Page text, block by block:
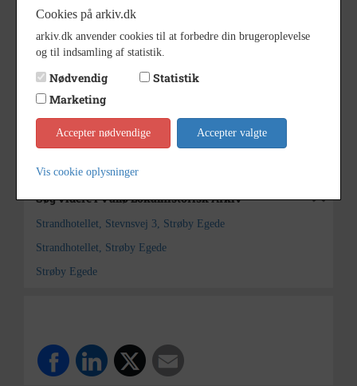
Dateringsnote 2003
Fotograf ukendt
15x10
Arkiv Vallø Lokalhistorisk Arkiv
Kontakt arkivet
Søg videre i Vallø Lokalhistorisk Arkiv
Strandhotellet, Stevnsvej 3, Strøby Egede
Strandhotellet, Strøby Egede
Strøby Egede
Cookies på arkiv.dk
arkiv.dk anvender cookies til at forbedre din brugeroplevelse
og til indsamling af statistik.
Nødvendig
Statistik
Marketing
Accepter nødvendige Accepter valgte
Vis cookie oplysninger